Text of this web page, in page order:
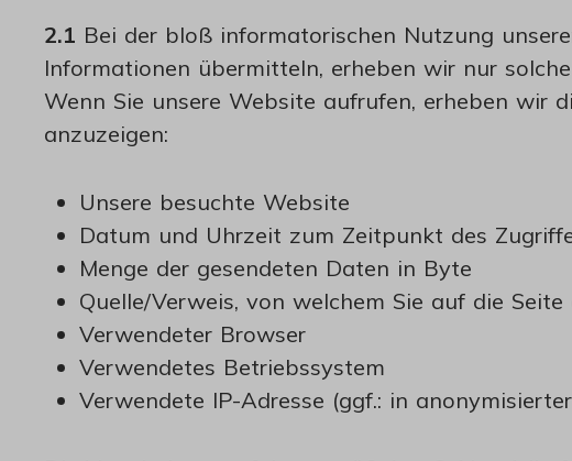
2.1 Bei der bloß informatorischen Nutzung
Informationen übermitteln, erheben wir nur
Wenn Sie unsere Website aufrufen, erheben wir
anzuzeigen:
Unsere besuchte Website
Datum und Uhrzeit zum Zeitpunkt des
Menge der gesendeten Daten in Byte
Quelle/Verweis, von welchem Sie auf die Seite
Verwendeter Browser
Verwendetes Betriebssystem
Verwendete IP-Adresse (ggf.: in